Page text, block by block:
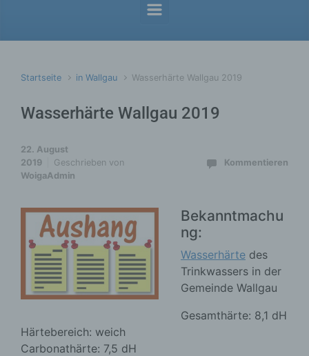
Startseite in Wallgau Wasserhärte Wallgau 2019
Wasserhärte Wallgau 2019
22. August
2019
Geschrieben von
WoigaAdmin
Kommentieren
Bekanntmachu
ng:
Wasserhärte des
Trinkwassers in der
Gemeinde Wallgau
Gesamthärte: 8,1 dH
Härtebereich: weich
Carbonathärte: 7,5 dH